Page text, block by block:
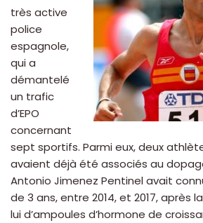
très active
police
espagnole,
qui a
démantelé
un trafic
d’EPO
concernant
sept sportifs. Parmi eux, deux
avaient déjà été associés au
Antonio Jimenez Pentinel avait
de 3 ans, entre 2014, et 2017, après
lui d’ampoules d’hormone de